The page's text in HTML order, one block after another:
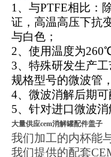
1、与PTFE相比：
证，高温高压下抗
与白色；
2、使用温度为
3、特殊研发生产
规格型号的微波管
4、微波消解后期可
5、针对进口微波
大量供应cem消解罐配件盖子
我们加工的内杯能
我们提供的配套